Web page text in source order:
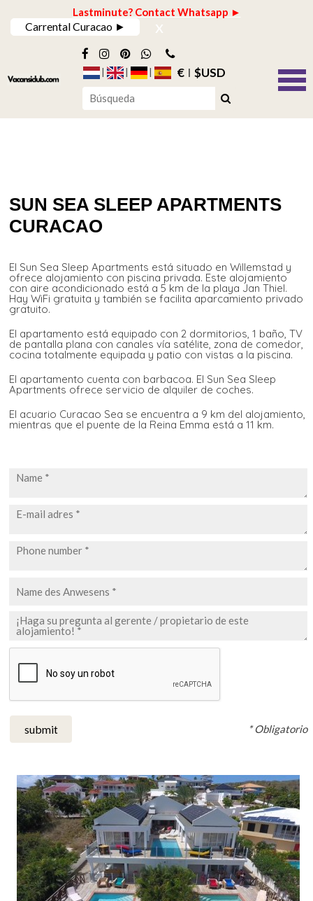
Lastminute? Contact Whatsapp ►
Carrental Curacao ► x
€ $USD
SUN SEA SLEEP APARTMENTS
CURACAO
El Sun Sea Sleep Apartments está situado en Willemstad y
ofrece alojamiento con piscina privada. Este alojamiento
con aire acondicionado está a 5 km de la playa Jan Thiel.
Hay WiFi gratuita y también se facilita aparcamiento privado
gratuito.
El apartamento está equipado con 2 dormitorios, 1 baño, TV
de pantalla plana con canales vía satélite, zona de comedor,
cocina totalmente equipada y patio con vistas a la piscina.
El apartamento cuenta con barbacoa. El Sun Sea Sleep
Apartments ofrece servicio de alquiler de coches.
El acuario Curacao Sea se encuentra a 9 km del alojamiento,
mientras que el puente de la Reina Emma está a 11 km.
submit * Obligatorio